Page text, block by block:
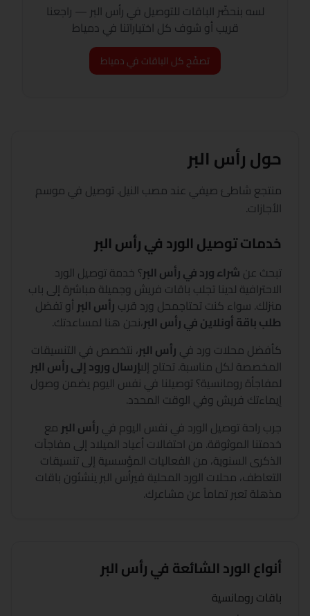
لسه بنحضّر الباقات للتوصيل في رأس البر — راجعنا
قريب أو شوف كل اختياراتنا في دمياط
تصفّح كل الباقات في دمياط
حولرأس البر
منتجع شاطئ صيفي عند مصب النيل. توصيل في موسم
الأجازات.
خدمات توصيل الورد فيرأس البر
تبحث عن شراء ورد فيرأس البر؟ خدمة توصيل الورد
الاحترافية لدينا تجلب باقات فريش وجميلة مباشرة إلى باب
منزلك. سواء كنت تحتاجمحل ورد قرب رأس البرأو تفضل
طلب باقة أونلاين فيرأس البر،نحن هنا لمساعدتك.
كأفضل محلات ورد في رأس البر، نتخصص في التنسيقات
المخصصة لكل مناسبة. تحتاج إلىإرسال ورود إلىرأس البر
لمفاجأة رومانسية؟ توصيلنا في نفس اليوم يضمن وصول
إيماءتك فريش وفي الوقت المحدد.
جرب راحة توصيل الورد في نفس اليوم في رأس البرمع
خدمتنا الموثوقة. من احتفالات أعياد الميلاد إلى مفاجآت
الذكرى السنوية، من الفعاليات المؤسسية إلى تنسيقات
التعاطف، محلات الورد المحلية فيرأس البرينشئون باقات
مذهلة تعبر تماماً عن مشاعرك.
أنواع الورد الشائعة فيرأس البر
باقات رومانسية